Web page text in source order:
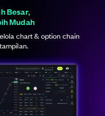
Besar,
Mudah
chart & option chain